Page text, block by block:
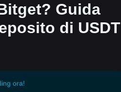
Guida
di USDT
ora!